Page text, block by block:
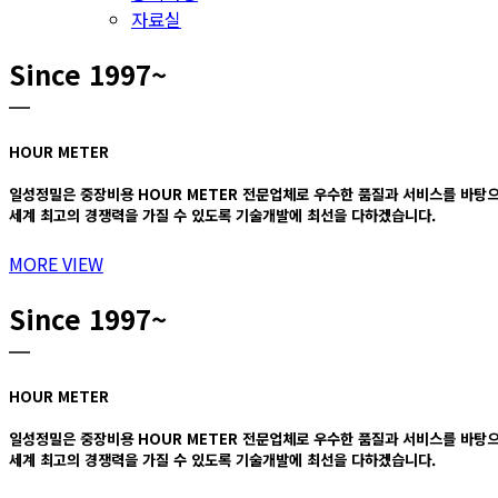
자료실
Since 1997~
HOUR METER
일성정밀은 중장비용 HOUR METER 전문업체로 우수한 품질과 서비스를 바탕
세계 최고의 경쟁력을 가질 수 있도록 기술개발에 최선을 다하겠습니다.
MORE VIEW
Since 1997~
HOUR METER
일성정밀은 중장비용 HOUR METER 전문업체로 우수한 품질과 서비스를 바탕
세계 최고의 경쟁력을 가질 수 있도록 기술개발에 최선을 다하겠습니다.